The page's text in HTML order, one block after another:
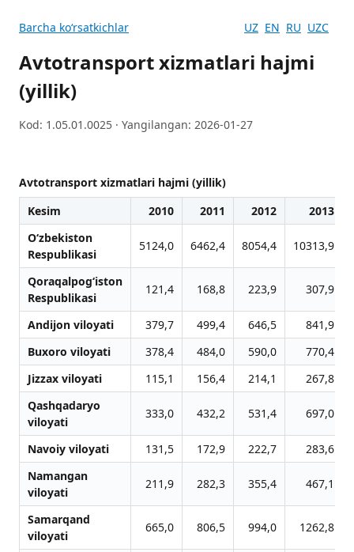
Barcha koʻrsatkichlar UZ EN RU UZC
Avtotransport xizmatlari hajmi
(yillik)
Kod: 1.05.01.0025 · Yangilangan: 2026-01-27
Avtotransport xizmatlari hajmi (yillik)
Kesim
2010 2011 2012
2013
O‘zbekiston
Respublikasi
5124,0 6462,4 8054,4 10313,9
Qoraqalpog‘iston
Respublikasi
121,4 168,8 223,9 307,9
Andijon viloyati 379,7 499,4 646,5
841,9
Buxoro viloyati
378,4 484,0 590,0
770,4
Jizzax viloyati
115,1 156,4 214,1
267,8
Qashqadaryo
viloyati
333,0 432,2 531,4 697,0
Navoiy viloyati 131,5 172,9 222,7
283,6
Namangan
viloyati
211,9 282,3 355,4 467,1
Samarqand
viloyati
665,0 806,5 994,0 1262,8